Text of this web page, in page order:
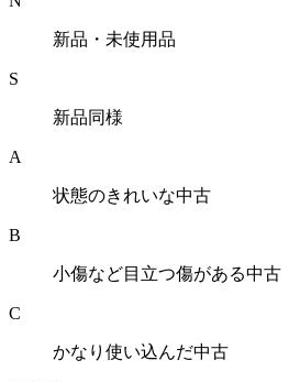
新品・未使用品
S
新品同様
A
状態のきれいな中古
B
小傷など目立つ傷がある中古
C
かなり使い込んだ中古